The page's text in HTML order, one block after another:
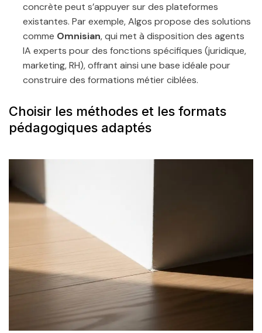
concrète peut s’appuyer sur des plateformes
existantes. Par exemple, Algos propose des solutions
comme Omnisian, qui met à disposition des agents
IA experts pour des fonctions spécifiques (juridique,
marketing, RH), offrant ainsi une base idéale pour
construire des formations métier ciblées.
Choisir les méthodes et les formats
pédagogiques adaptés